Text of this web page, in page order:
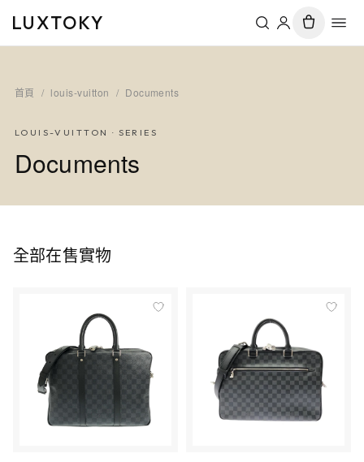
LUXTOKY
首頁 / louis-vuitton / Documents
LOUIS-VUITTON · SERIES
Documents
全部在售實物